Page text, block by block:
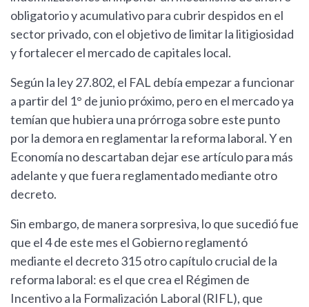
obligatorio y acumulativo para cubrir despidos en el
sector privado, con el objetivo de limitar la litigiosidad
y fortalecer el mercado de capitales local.
Según la ley 27.802, el FAL debía empezar a funcionar
a partir del 1° de junio próximo, pero en el mercado ya
temían que hubiera una prórroga sobre este punto
por la demora en reglamentar la reforma laboral. Y en
Economía no descartaban dejar ese artículo para más
adelante y que fuera reglamentado mediante otro
decreto.
Sin embargo, de manera sorpresiva, lo que sucedió fue
que el 4 de este mes el Gobierno reglamentó
mediante el decreto 315 otro capítulo crucial de la
reforma laboral: es el que crea el Régimen de
Incentivo a la Formalización Laboral (RIFL), que